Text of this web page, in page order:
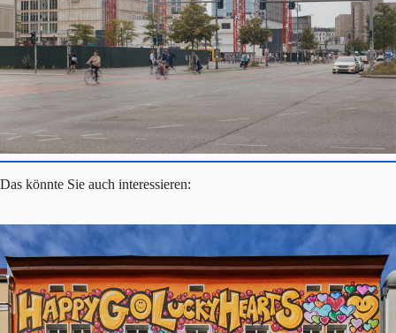
Das könnte Sie auch interessieren: